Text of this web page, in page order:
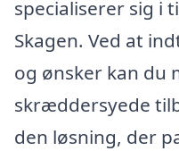
specialiserer sig i
Skagen. Ved at
og ønsker kan du
skræddersyede
den løsning, der